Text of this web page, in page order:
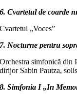
6. Cvartetul de coarde
Cvartetul „Voces”
7. Nocturne pentru
Orchestra simfonică din
dirijor Sabin Pautza,
8. Simfonia I „In